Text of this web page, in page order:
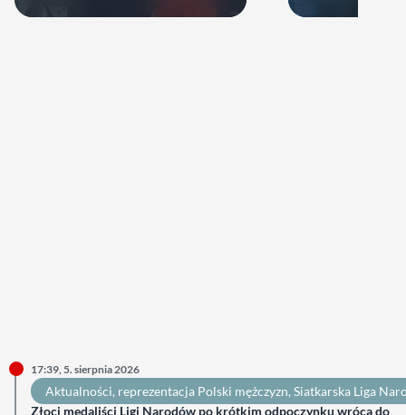
17:39, 5. sierpnia 2026
Aktualności, reprezentacja Polski mężczyzn, Siatkarska Liga
Złoci medaliści Ligi Narodów po krótkim odpoczynku wrócą do